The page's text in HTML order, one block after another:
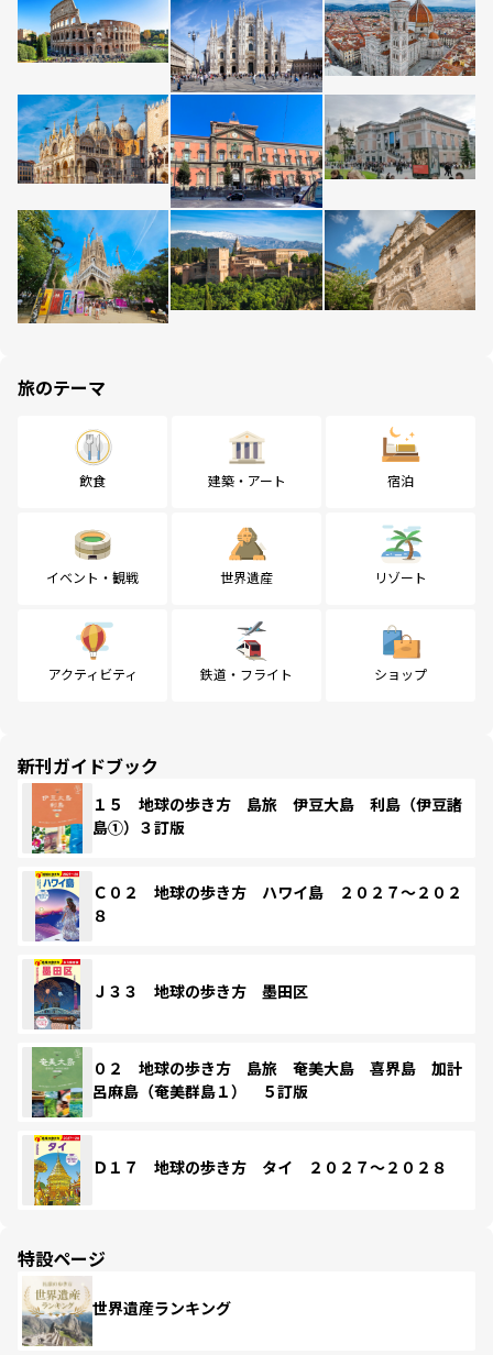
旅のテーマ
飲食 建築・アート 宿泊
イベント・観戦 世界遺産 リゾート
アクティビティ 鉄道・フライト ショップ
新刊ガイドブック
１５ 地球の歩き方 島旅 伊豆大島 利島（伊豆諸
島①）３訂版
Ｃ０２ 地球の歩き方 ハワイ島 ２０２７～２０２
８
Ｊ３３ 地球の歩き方 墨田区
０２ 地球の歩き方 島旅 奄美大島 喜界島 加計
呂麻島（奄美群島１） ５訂版
Ｄ１７ 地球の歩き方 タイ ２０２７～２０２８
特設ページ
世界遺産ランキング